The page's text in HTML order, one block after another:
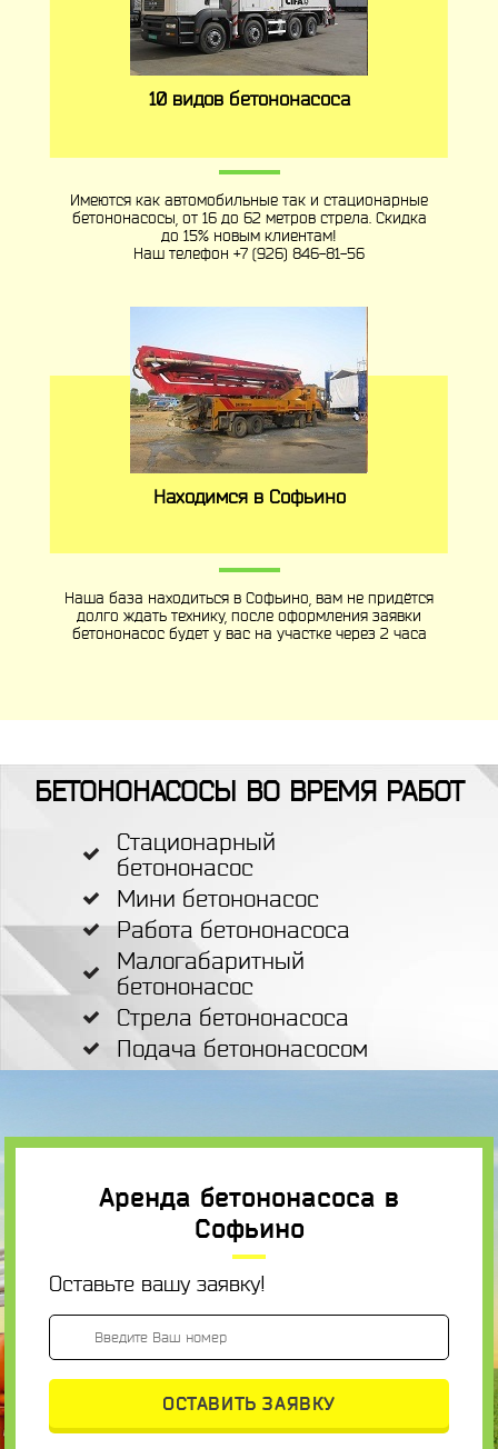
10 видов бетононасоса
Имеются как автомобильные так и стационарные
бетононасосы, от 16 до 62 метров стрела. Скидка
до 15% новым клиентам!
Наш телефон +7 (926) 846-81-56
Находимся в Софьино
Наша база находиться в Софьино, вам не придётся
долго ждать технику, после оформления заявки
бетононасос будет у вас на участке через 2 часа
БЕТОНОНАСОСЫ ВО ВРЕМЯ РАБОТ
Стационарный
бетононасос
Мини бетононасос
Работа бетононасоса
Малогабаритный
бетононасос
Стрела бетононасоса
Подача бетононасосом
Аренда бетононасоса в
Софьино
Оставьте вашу заявку!